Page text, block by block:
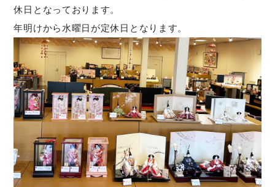
休日となっております。
年明けから水曜日が定休日となります。